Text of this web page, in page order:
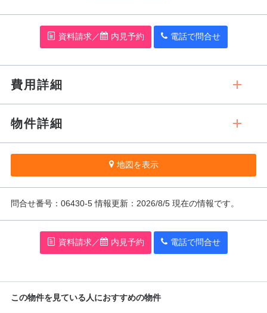
資料請求／ 内見予約 電話で問合せ
費用詳細
物件詳細
地図を表示
問合せ番号：06430-5 情報更新：2026/8/5 現在の情報です。
資料請求／ 内見予約 電話で問合せ
この物件を見ている人におすすめの物件